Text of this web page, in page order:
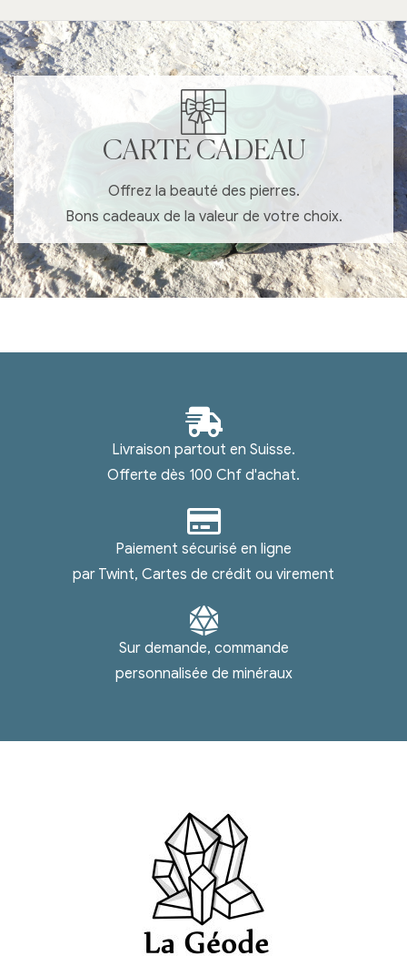
CARTE CADEAU
Offrez la beauté des pierres.
Bons cadeaux de la valeur de votre choix.
Livraison partout en Suisse.
Offerte dès 100 Chf d'achat.
Paiement sécurisé en ligne
par Twint, Cartes de crédit ou virement
Sur demande, commande
personnalisée de minéraux